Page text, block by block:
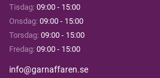
Tisdag: 09:00 - 15:00
Onsdag: 09:00 - 15:00
Torsdag: 09:00 - 15:00
Fredag: 09:00 - 15:00
info@garnaffaren.se